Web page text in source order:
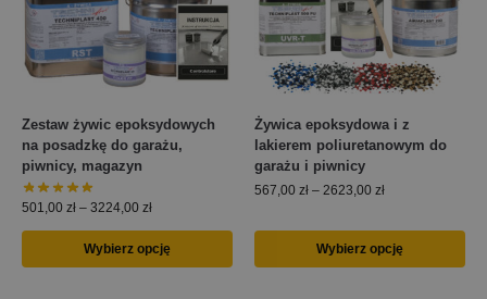
Zestaw żywic epoksydowych
na posadzkę do garażu,
piwnicy, magazyn
501,00 zł – 3224,00 zł
Wybierz opcję
Żywica epoksydowa i z
lakierem poliuretanowym do
garażu i piwnicy
567,00 zł – 2623,00 zł
Wybierz opcję